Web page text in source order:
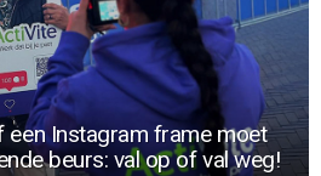
Instagram frame moet
beurs: val op of val weg!